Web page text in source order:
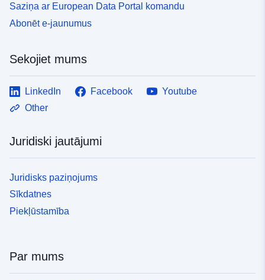
Saziņa ar European Data Portal komandu
Abonēt e-jaunumus
Sekojiet mums
LinkedIn Facebook
Youtube
Other
Juridiski jautājumi
Juridisks paziņojums
Sīkdatnes
Piekļūstamība
Par mums